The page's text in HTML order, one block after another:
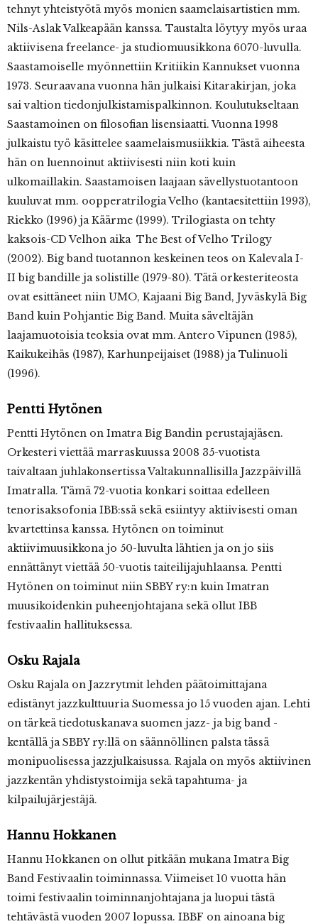
tehnyt yhteistyötä myös monien saamelaisartistien mm.
Nils-Aslak Valkeapään kanssa. Taustalta löytyy myös uraa
aktiivisena freelance- ja studiomuusikkona 60­70-luvulla.
Saastamoiselle myönnettiin Kritiikin Kannukset vuonna
1973. Seuraavana vuonna hän julkaisi Kitarakirjan, joka
sai valtion tiedonjulkistamispalkinnon. Koulutukseltaan
Saastamoinen on filosofian lisensiaatti. Vuonna 1998
julkaistu työ käsittelee saamelaismusiikkia. Tästä aiheesta
hän on luennoinut aktiivisesti niin koti kuin
ulkomaillakin. Saastamoisen laajaan sävellystuotantoon
kuuluvat mm. oopperatrilogia Velho (kantaesitettiin 1993),
Riekko (1996) ja Käärme (1999). Trilogiasta on tehty
kaksois-CD Velhon aika ­ The Best of Velho Trilogy
(2002). Big band ­tuotannon keskeinen teos on Kalevala I-
II big bandille ja solistille (1979-80). Tätä orkesteriteosta
ovat esittäneet niin UMO, Kajaani Big Band, Jyväskylä Big
Band kuin Pohjantie Big Band. Muita säveltäjän
laajamuotoisia teoksia ovat mm. Antero Vipunen (1985),
Kaikukeihäs (1987), Karhunpeijaiset (1988) ja Tulinuoli
(1996).
Pentti Hytönen
Pentti Hytönen on Imatra Big Bandin perustajajäsen.
Orkesteri viettää marraskuussa 2008 35-vuotista
taivaltaan juhlakonsertissa Valtakunnallisilla Jazzpäivillä
Imatralla. Tämä 72-vuotia konkari soittaa edelleen
tenorisaksofonia IBB:ssä sekä esiintyy aktiivisesti oman
kvartettinsa kanssa. Hytönen on toiminut
aktiivimuusikkona jo 50-luvulta lähtien ja on jo siis
ennättänyt viettää 50-vuotis taiteilijajuhlaansa. Pentti
Hytönen on toiminut niin SBBY ry:n kuin Imatran
muusikoidenkin puheenjohtajana sekä ollut IBB
festivaalin hallituksessa.
Osku Rajala
Osku Rajala on Jazzrytmit lehden päätoimittajana
edistänyt jazzkulttuuria Suomessa jo 15 vuoden ajan. Lehti
on tärkeä tiedotuskanava suomen jazz- ja big band -
kentällä ja SBBY ry:llä on säännöllinen palsta tässä
monipuolisessa jazzjulkaisussa. Rajala on myös aktiivinen
jazzkentän yhdistystoimija sekä tapahtuma- ja
kilpailujärjestäjä.
Hannu Hokkanen
Hannu Hokkanen on ollut pitkään mukana Imatra Big
Band Festivaalin toiminnassa. Viimeiset 10 vuotta hän
toimi festivaalin toiminnanjohtajana ja luopui tästä
tehtävästä vuoden 2007 lopussa. IBBF on ainoana big